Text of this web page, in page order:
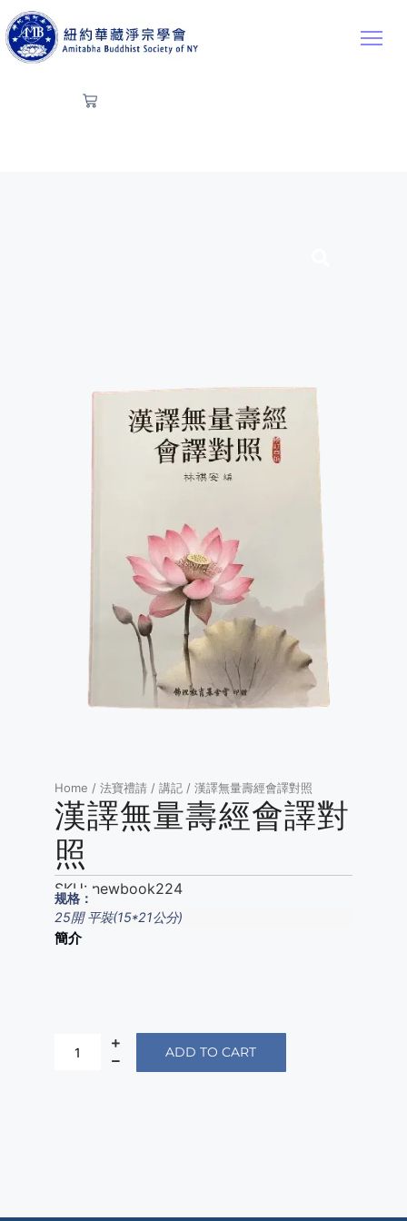
Home / 法寶禮請 / 講記 / 漢譯無量壽經會譯對照
漢譯無量壽經會譯對
照
SKU: newbook224
规格：
25開 平裝(15*21公分)
簡介
ADD TO CART